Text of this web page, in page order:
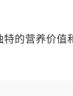
的营养价值